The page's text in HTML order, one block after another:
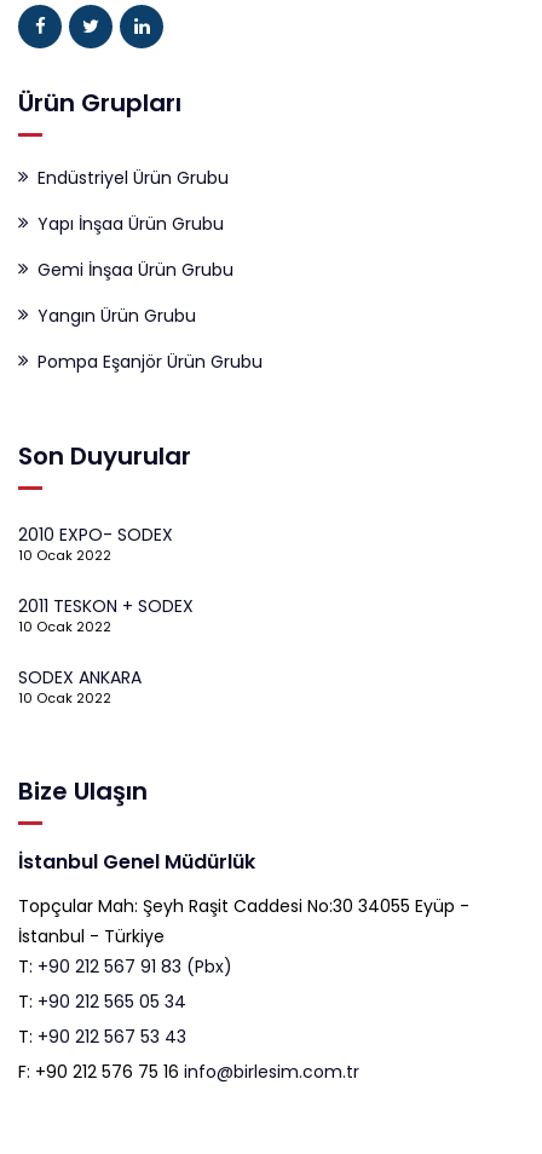
Ürün Grupları
Endüstriyel Ürün Grubu
Yapı İnşaa Ürün Grubu
Gemi İnşaa Ürün Grubu
Yangın Ürün Grubu
Pompa Eşanjör Ürün Grubu
Son Duyurular
2010 EXPO- SODEX
10 Ocak 2022
2011 TESKON + SODEX
10 Ocak 2022
SODEX ANKARA
10 Ocak 2022
Bize Ulaşın
İstanbul Genel Müdürlük
Topçular Mah: Şeyh Raşit Caddesi No:30 34055 Eyüp -
İstanbul - Türkiye
T: +90 212 567 91 83 (Pbx)
T: +90 212 565 05 34
T: +90 212 567 53 43
F: +90 212 576 75 16 info@birlesim.com.tr